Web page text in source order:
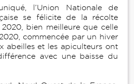
l’Union Nationale de
se félicite de la récolte
bien meilleure que celle
commencée par un hiver
abeilles et les apiculteurs ont
avec une baisse du